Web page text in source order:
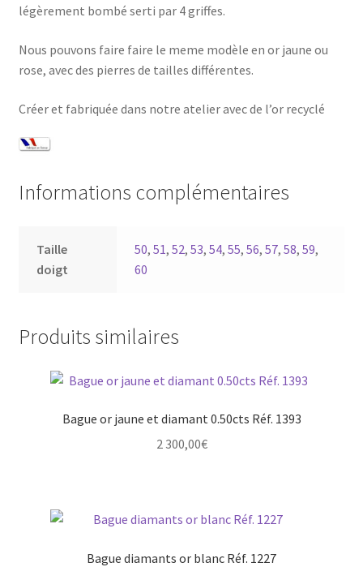
légèrement bombé serti par 4 griffes.
Nous pouvons faire faire le meme modèle en or jaune ou
rose, avec des pierres de tailles différentes.
Créer et fabriquée dans notre atelier avec de l’or recyclé
Informations complémentaires
Taille
doigt
50,51,52,53,54,55,56,57,58,59,
60
Produits similaires
Bague or jaune et diamant 0.50cts Réf. 1393
2 300,00€
Bague diamants or blanc Réf. 1227